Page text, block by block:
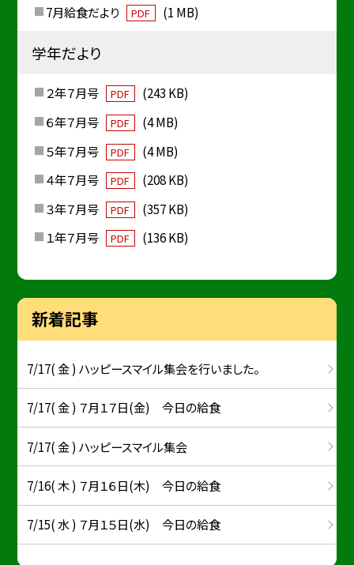
7月給食だより
PDF (1 MB)
学年だより
２年７月号 PDF
(243 KB)
６年７月号
PDF
(4 MB)
５年７月号
PDF
(4 MB)
４年７月号
PDF
(208 KB)
３年７月号
PDF
(357 KB)
１年７月号
PDF (136 KB)
新着記事
7/17( 金 ) ハッピースマイル集会を行いました。
7/17( 金 ) ７月１７日(金) 今日の給食
7/17( 金 ) ハッピースマイル集会
7/16( 木 ) ７月１６日(木) 今日の給食
7/15( 水 ) ７月１５日(水) 今日の給食